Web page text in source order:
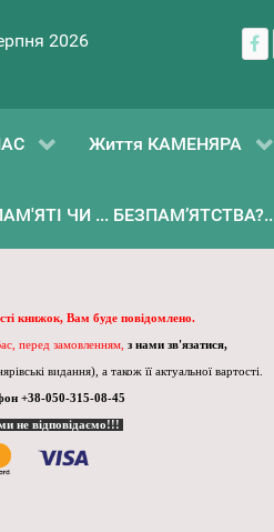
2026
Життя КАМЕНЯРА
ЧИ ... БЕЗПАМ’ЯТСТВА?..
книжок, Вам буде повідомлено.
перед замовленням, з нами зв'язатися,
видання), а також її актуальної вартості.
+38-050-315-08-45
не відповідаємо!!!